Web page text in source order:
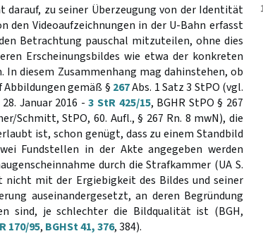
darauf, zu seiner Überzeugung von der Identität
den Videoaufzeichnungen in der U-Bahn erfasst
Betrachtung pauschal mitzuteilen, ohne dies
Erscheinungsbildes wie etwa der konkreten
diesem Zusammenhang mag dahinstehen, ob
Abbildungen gemäß § 267Abs. 1 Satz 3 StPO (vgl.
Januar 2016 -3 StR 425/15, BGHR StPO § 267
Schmitt, StPO, 60. Aufl., § 267 Rn. 8 mwN), die
ist, schon genügt, dass zu einem Standbild
Fundstellen in der Akte angegeben werden
durch die Strafkammer (UA S.
nicht mit der Ergiebigkeit des Bildes und seiner
auseinandergesetzt, an deren Begründung
sind, je schlechter die Bildqualität ist (BGH,
170/95, BGHSt 41, 376, 384).